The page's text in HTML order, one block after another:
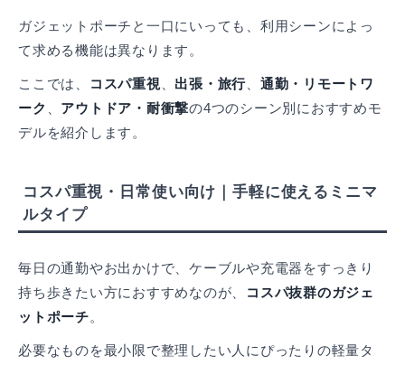
ガジェットポーチと一口にいっても、利用シーンによっ
て求める機能は異なります。
ここでは、 コスパ重視 出張・旅行
通勤・リモートワ
ーク
アウトドア・耐衝撃の4つのシーン別におすすめモ
デルを紹介します。
コスパ重視・日常使い向け｜手軽に使えるミニマ
ルタイプ
毎日の通勤やお出かけで、ケーブルや充電器をすっきり
持ち歩きたい方におすすめなのが、
コスパ抜群のガジェ
ットポーチ。
必要なものを最小限で整理したい人にぴったりの軽量タ